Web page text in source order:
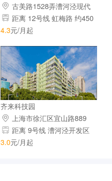
古美路1528弄漕河泾现代
服务园区大厦A4号楼
距离 12号线 虹梅路 约450
米 距离 9号线 漕河泾开发区 约
4.3元/月起
齐来科技园
上海市徐汇区宜山路889
号-1号楼-6楼
距离 9号线 漕河泾开发区
约602米 距离 12号线 虹梅路
3.0元/月起